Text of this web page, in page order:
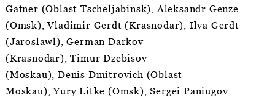
Gafner (Oblast Tscheljabinsk), Aleksandr Genze
(Omsk), Vladimir Gerdt (Krasnodar), Ilya Gerdt
(Jaroslawl), German Darkov
(Krasnodar), Timur Dzebisov
(Moskau), Denis Dmitrovich (Oblast
Moskau), Yury Litke (Omsk), Sergei Paniugov